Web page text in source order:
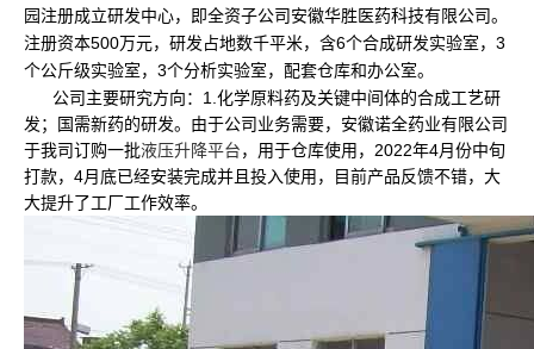
园注册成立研发中心，即全资子公司安徽华胜医药科技有限公司。
注册资本500万元，研发占地数千平米，含6个合成研发实验室，3
个公斤级实验室，3个分析实验室，配套仓库和办公室。
公司主要研究方向：1.化学原料药及关键中间体的合成工艺研
发；国需新药的研发。由于公司业务需要，安徽诺全药业有限公司
于我司订购一批液压升降平台，用于仓库使用，2022年4月份中旬
打款，4月底已经安装完成并且投入使用，目前产品反馈不错，大
大提升了工厂工作效率。